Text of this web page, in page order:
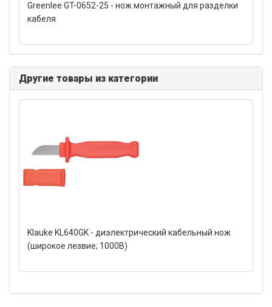
Greenlee GT-0652-25 - нож монтажный для разделки
кабеля
Другие товары из категории
Klauke KL640GK - диэлектрический кабельный нож
(широкое лезвие; 1000В)